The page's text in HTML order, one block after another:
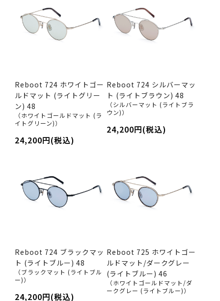
Reboot 724 ホワイトゴー
ルドマット (ライトグリー
ン) 48
（ホワイトゴールドマット (ラ
イトグリーン)）
24,200円(税込)
Reboot 724 シルバーマッ
ト (ライトブラウン) 48
（シルバーマット (ライトブラ
ウン)）
24,200円(税込)
Reboot 724 ブラックマッ
ト (ライトブルー) 48
（ブラックマット (ライトブル
ー)）
24,200円(税込)
Reboot 725 ホワイトゴー
ルドマット/ダークグレー
(ライトブルー) 46
（ホワイトゴールドマット/ダ
ークグレー (ライトブルー)）